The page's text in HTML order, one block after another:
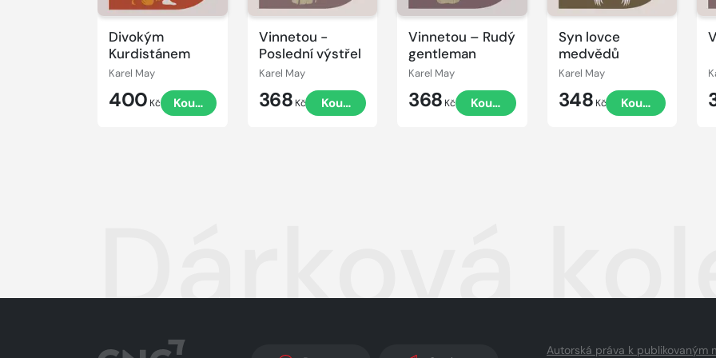
Divokým
Kurdistánem
Karel May
400 Kč Koupit
Vinnetou -
Poslední výstřel
Karel May
368 Kč Koupit
Vinnetou – Rudý
gentleman
Karel May
368 Kč Koupit
Syn lovce
medvědů
Karel May
348 Kč Koupit
Dárková
Autorská práva k publikovaným